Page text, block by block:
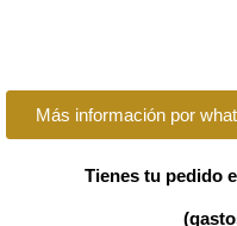
Más información por
Tienes tu pedido